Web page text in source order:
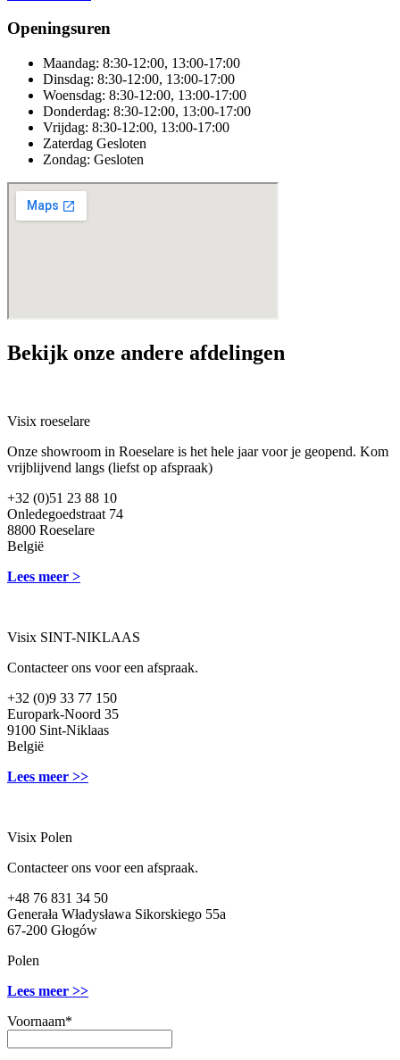
Openingsuren
Maandag: 8:30-12:00, 13:00-17:00
Dinsdag: 8:30-12:00, 13:00-17:00
Woensdag: 8:30-12:00, 13:00-17:00
Donderdag: 8:30-12:00, 13:00-17:00
Vrijdag: 8:30-12:00, 13:00-17:00
Zaterdag Gesloten
Zondag: Gesloten
Bekijk onze andere afdelingen
Visix roeselare
Onze showroom in Roeselare is het hele jaar voor je geopend. Kom
vrijblijvend langs (liefst op afspraak)
+32 (0)51 23 88 10
Onledegoedstraat 74
8800 Roeselare
België
Lees meer >
Visix SINT-NIKLAAS
Contacteer ons voor een afspraak.
+32 (0)9 33 77 150
Europark-Noord 35
9100 Sint-Niklaas
België
Lees meer >>
Visix Polen
Contacteer ons voor een afspraak.
+48 76 831 34 50
Generała Władysława Sikorskiego 55a
67-200 Głogów
Polen
Lees meer >>
Voornaam*